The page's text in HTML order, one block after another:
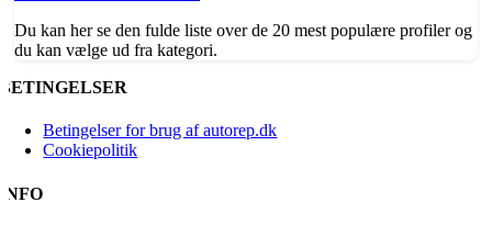
Du kan her se den fulde liste over de 20 mest populære profiler og
du kan vælge ud fra kategori.
BETINGELSER
Betingelser for brug af autorep.dk
Cookiepolitik
INFO